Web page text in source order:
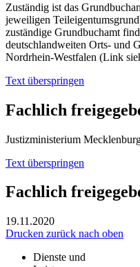
Zuständig ist das
jeweiligen
zuständige Grundbuchamt
deutschlandweiten Orts- und
Nordrhein-Westfalen (Link
Text überspringen
Fachlich
Justizministerium
Text überspringen
Fachlich
19.11.2020
Drucken zurück nach oben
Dienste und